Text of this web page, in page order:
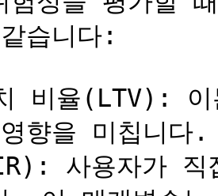
습니다:
비율(LTV): 이
향을 미칩니다.
사용자가 직